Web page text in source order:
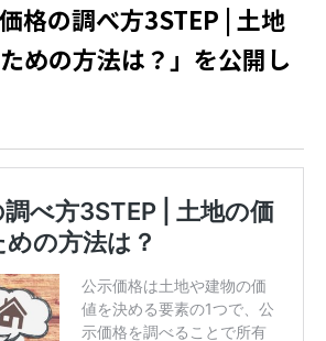
格の調べ方3STEP | 土地
めの方法は？」を公開し